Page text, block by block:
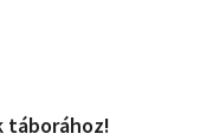
táborához!